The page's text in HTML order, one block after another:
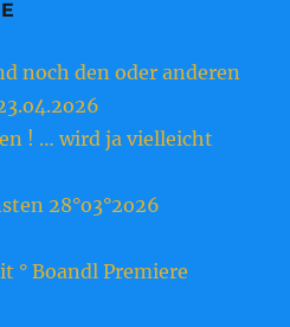
noch den oder anderen
! … wird ja vielleicht
28°o3°2o26
° Boandl Premiere